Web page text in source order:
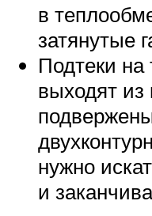
в
затянутые
Подтеки на
выходят из
нужно
и